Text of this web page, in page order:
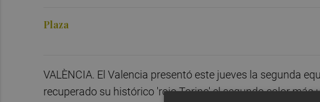
Plaza
VALÈNCIA. El Valencia presentó este jueves la segunda
recuperado su histórico 'rojo Torino' el segundo color